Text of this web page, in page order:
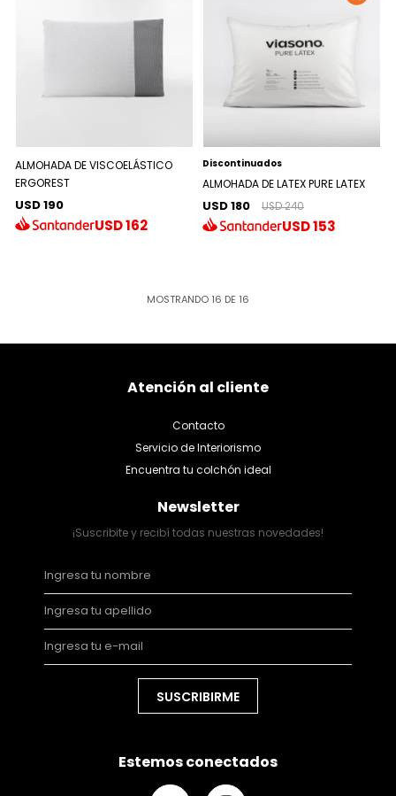
ALMOHADA DE VISCOELÁSTICO
ERGOREST
USD 190
USD162
Discontinuados
ALMOHADA DE LATEX PURE LATEX
USD 180 USD 240
USD153
MOSTRANDO 16 DE 16
Atención al cliente
Contacto
Servicio de Interiorismo
Encuentra tu colchón ideal
Newsletter
¡Suscribite y recibí todas nuestras novedades!
SUSCRIBIRME
Estemos conectados